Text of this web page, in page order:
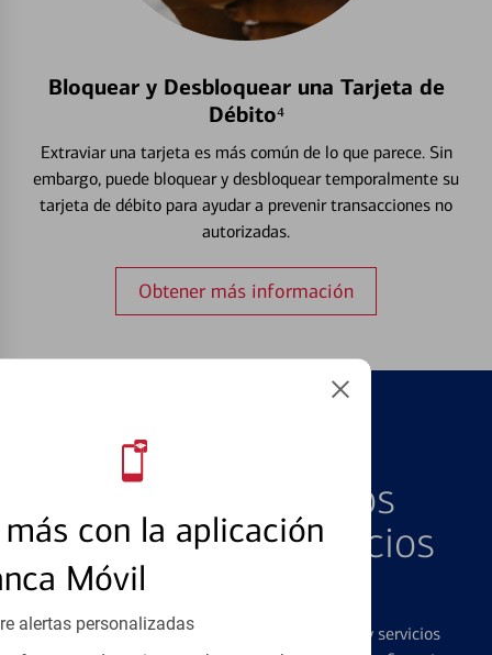
con la aplicación
Móvil
alertas personalizadas
Bloquear y Desbloquear una Tarjeta de
Débito⁴
Extraviar una tarjeta es más común de lo que parece. Sin
embargo, puede bloquear y desbloquear temporalmente su
tarjeta de débito para ayudar a prevenir transacciones no
autorizadas.
Obtener más información
Explore Nuestros
Productos y Servicios
Destacados
Ofrecemos una amplia gama de productos y servicios